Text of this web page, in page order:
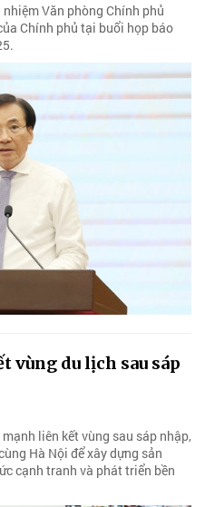
Văn phòng Chính phủ
Chính phủ tại buổi họp báo
vùng du lịch sau sáp
liên kết vùng sau sáp nhập,
Hà Nội để xây dựng sản
cạnh tranh và phát triển bền